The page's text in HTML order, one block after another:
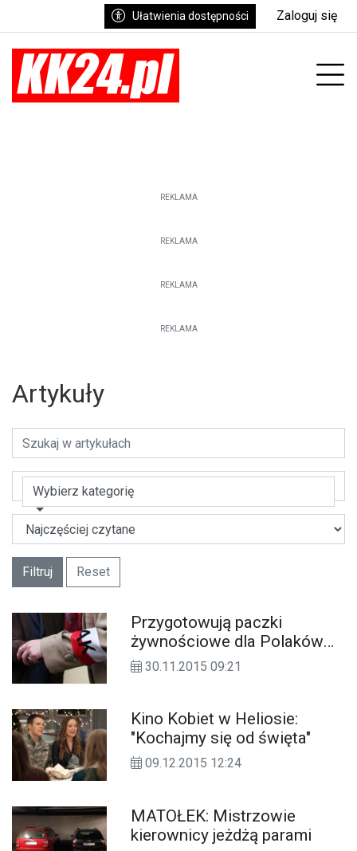
Ułatwienia dostępności Zaloguj się
REKLAMA
REKLAMA
REKLAMA
REKLAMA
Artykuły
Wybierz kategorię
Filtruj Reset
Przygotowują paczki
żywnościowe dla Polaków
na Kresach. Każdy może się
30.11.2015 09:21
Kino Kobiet w Heliosie:
"Kochajmy się od święta"
09.12.2015 12:24
MATOŁEK: Mistrzowie
kierownicy jeżdżą parami